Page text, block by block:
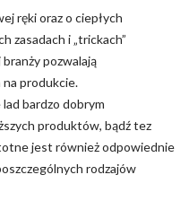
ręki oraz o ciepłych
zasadach i „trickach”
pozwalają
na produkcie.
bardzo dobrym
produktów, bądź tez
jest również odpowiednie
rodzajów